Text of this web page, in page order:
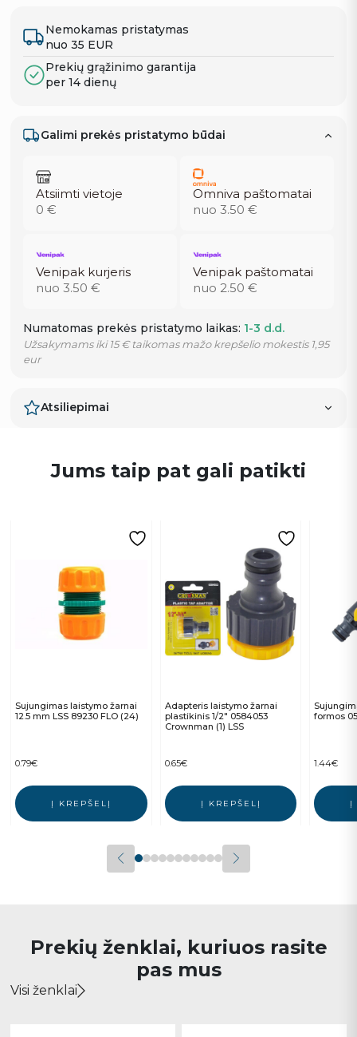
Nemokamas pristatymas
nuo 35 EUR
Prekių grąžinimo garantija
per 14 dienų
Galimi prekės pristatymo būdai
Atsiimti vietoje
0 €
Omniva paštomatai
nuo 3.50 €
Venipak kurjeris
nuo 3.50 €
Venipak paštomatai
nuo 2.50 €
Numatomas prekės pristatymo laikas: 1-3 d.d.
Užsakymams iki 15 € taikomas mažo krepšelio mokestis 1,95
eur
Atsiliepimai
Jums taip pat gali patikti
Sujungimas laistymo žarnai
12.5 mm LSS 89230 FLO (24)
0.79€
Į KREPŠELĮ
Adapteris laistymo žarnai
plastikinis 1/2″ 0584053
Crownman (1) LSS
0.65€
Į KREPŠELĮ
formos
1.44€
Į
Prekių ženklai, kuriuos rasite
pas mus
Visi ženklai